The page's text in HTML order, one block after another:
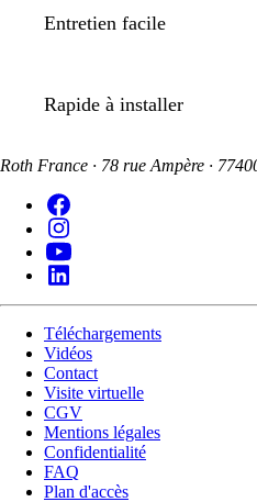
Entretien facile
Rapide à installer
Roth France · 78 rue Ampère ·
Téléchargements
Vidéos
Contact
Visite virtuelle
CGV
Mentions légales
Confidentialité
FAQ
Plan d'accès